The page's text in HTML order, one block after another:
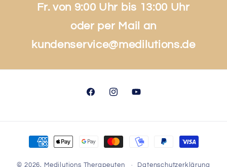
Fr. von 9:00 Uhr bis 13:00 Uhr
oder per Mail an
kundenservice@medilutions.de
FacebookInstagramYouTube
Zahlungsmethoden
© 2026, Medilutions Therapeuten Datenschutzerklärung